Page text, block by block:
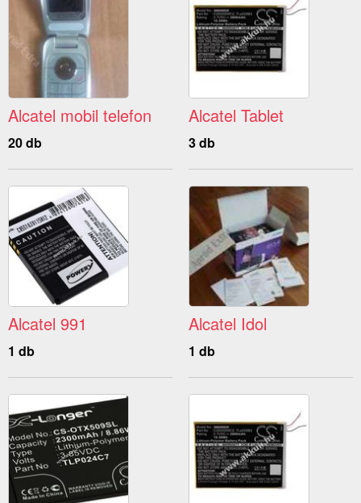
Alcatel mobil telefon
20 db
Alcatel Tablet
3 db
Alcatel 991
1 db
Alcatel Idol
1 db